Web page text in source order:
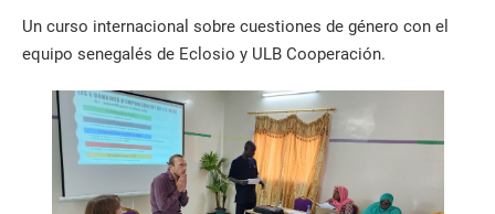
Un curso internacional sobre cuestiones de género con el
equipo senegalés de Eclosio y ULB Cooperación.